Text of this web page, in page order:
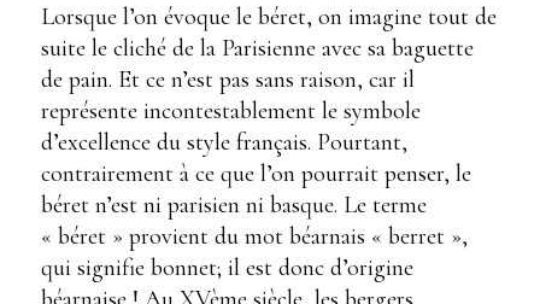
Lorsque l’on évoque le béret, on imagine tout de
suite le cliché de la Parisienne avec sa baguette
de pain. Et ce n’est pas sans raison, car il
représente incontestablement le symbole
d’excellence du style français. Pourtant,
contrairement à ce que l’on pourrait penser, le
béret n’est ni parisien ni basque. Le terme
« béret » provient du mot béarnais « berret »,
qui signifie bonnet; il est donc d’origine